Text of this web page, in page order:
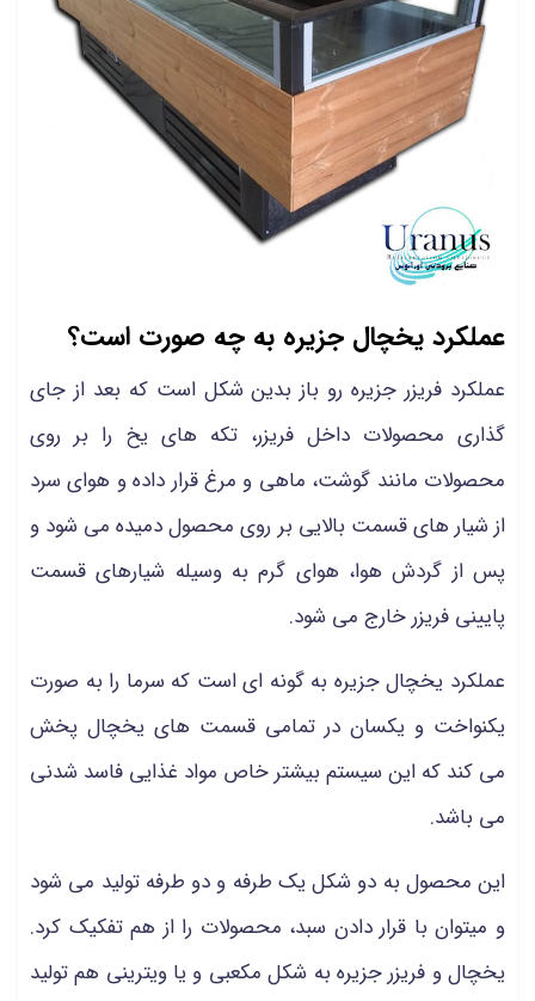
عملکرد یخچال جزیره به چه صورت است؟
عملکرد فریزر جزیره رو باز بدین شکل است که بعد از جای
گذاری محصولات داخل فریزر، تکه های یخ را بر روی
محصولات مانند گوشت، ماهی و مرغ قرار داده و هوای سرد
از شیار های قسمت بالایی بر روی محصول دمیده می شود و
پس از گردش هوا، هوای گرم به وسیله شیارهای قسمت
پایینی فریزر خارج می شود.
عملکرد یخچال جزیره به گونه ای است که سرما را به صورت
یکنواخت و یکسان در تمامی قسمت های یخچال پخش
می کند که این سیستم بیشتر خاص مواد غذایی فاسد شدنی
می باشد.
این محصول به دو شکل یک طرفه و دو طرفه تولید می شود
و میتوان با قرار دادن سبد، محصولات را از هم تفکیک کرد.
یخچال و فریزر جزیره به شکل مکعبی و یا ویترینی هم تولید